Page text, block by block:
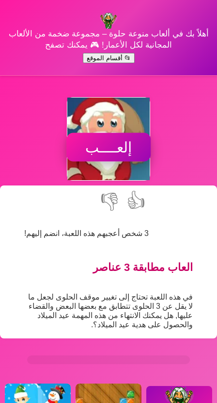
أهلاً بك في ألعاب منوعة حلوة – مجموعة ضخمة من الألعاب
المجانية لكل الأعمار! 🎮 يمكنك تصفح
📂 أقسام الموقع
إلعــــب
👍
👎
3 شخص أعجبهم هذه اللعبة، انضم إليهم!
العاب مطابقة 3 عناصر
في هذه اللعبة تحتاج إلى تغيير موقف الحلوى لجعل ما
لا يقل عن 3 الحلوى تتطابق مع بعضها البعض والقضاء
عليها, هل يمكنك الانتهاء من هذه المهمة عيد الميلاد
والحصول على هدية عيد الميلاد؟.